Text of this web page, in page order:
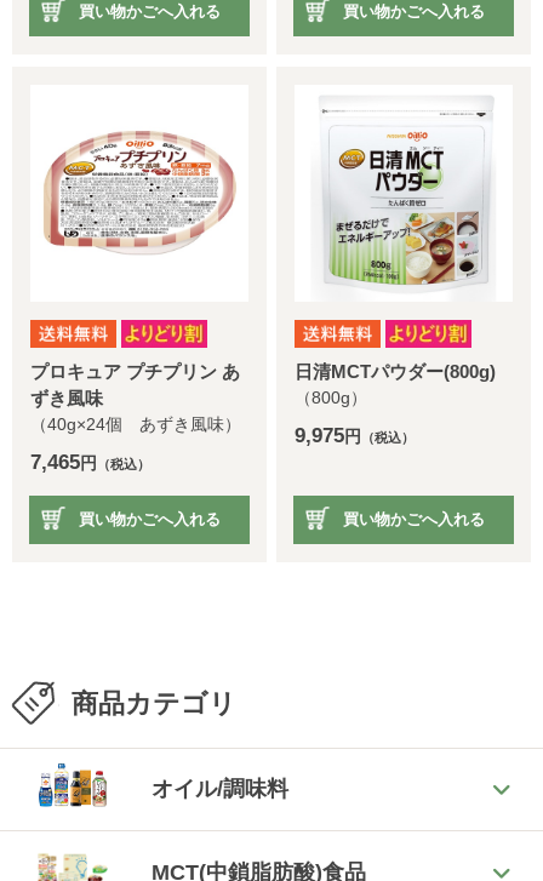
買い物かごへ入れる 買い物かごへ入れる
プロキュア プチプリン あ
ずき風味
（40g×24個 あずき風味）
7,465 円 （税込）
買い物かごへ入れる
日清MCTパウダー(800g)
（800g）
9,975 円 （税込）
買い物かごへ入れる
商品カテゴリ
オイル/調味料
MCT(中鎖脂肪酸)食品